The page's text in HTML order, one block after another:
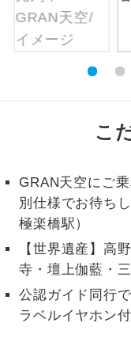
こ
GRAN天空にご
別仕様でお待ち
極楽橋駅）
【世界遺産】高
寺・壇上伽藍・
公認ガイド同行
ラベルイヤホン付
露天風呂
全食事付き
お部屋食
トラベルイヤ
ホン
1名様催行